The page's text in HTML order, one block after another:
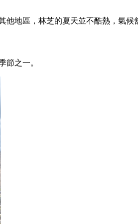
他地區，林芝的夏天並不酷熱，氣候
節之一。